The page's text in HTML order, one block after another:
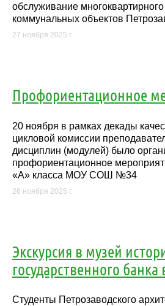
обслуживание
коммунальных объектов
27 ноября 2025 г.
Профориентационное
20 ноября в рамках декады
цикловой комиссии
дисциплин (модулей) было
профориентационное
«А» класса МОУ СОШ №34
26 ноября 2025 г.
Экскурсия в музей
государственного
Студенты Петрозаводского